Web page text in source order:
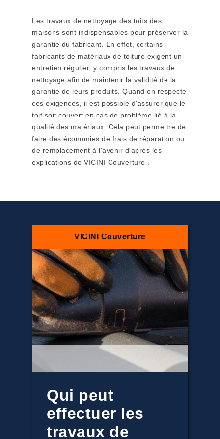
Les travaux de nettoyage des toits des
maisons sont indispensables pour préserver la
garantie du fabricant. En effet, certains
fabricants de matériaux de toiture exigent un
entretien régulier, y compris les travaux de
nettoyage afin de maintenir la validité de la
garantie de leurs produits. Quand on respecte
ces exigences, il est possible d'assurer que le
toit soit couvert en cas de problème lié à la
qualité des matériaux. Cela peut permettre de
faire des économies de frais de réparation ou
de remplacement à l'avenir d'après les
explications de VICINI Couverture .
VICINI Couverture
Qui peut
effectuer les
travaux de